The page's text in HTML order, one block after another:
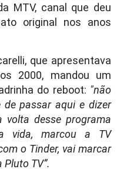
MTV, canal que deu
original nos anos
que apresentava
2000, mandou um
do reboot: "não
passar aqui e dizer
desse programa
vida, marcou a TV
o Tinder, vai marcar
TV”.